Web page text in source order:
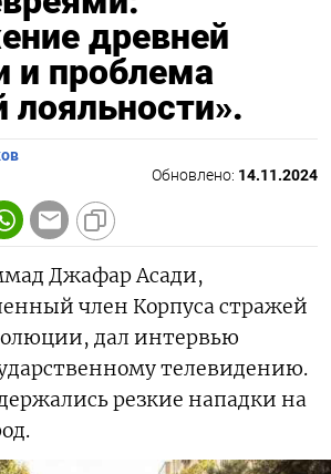
древней
и проблема
лояльности».
Обновлено: 14.11.2024
Джафар Асади,
член Корпуса стражей
дал интервью
телевидению.
резкие нападки на